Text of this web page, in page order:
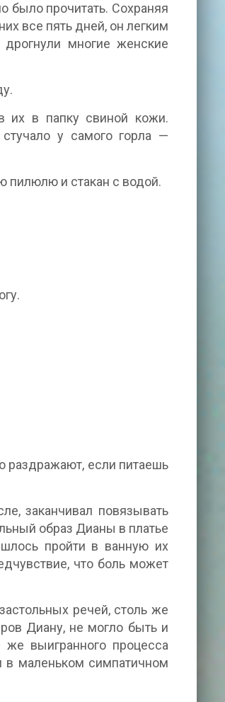
было прочитать. Сохраняя
все пять дней, он легким
дрогнули многие женские
их в папку свиной кожи.
у самого горла —
пилюлю и стакан с водой.
раздражают, если питаешь
заканчивал повязывать
образ Дианы в платье
пройти в ванную их
что боль может
речей, столь же
Диану, не могло быть и
же выигранного процесса
в маленьком симпатичном